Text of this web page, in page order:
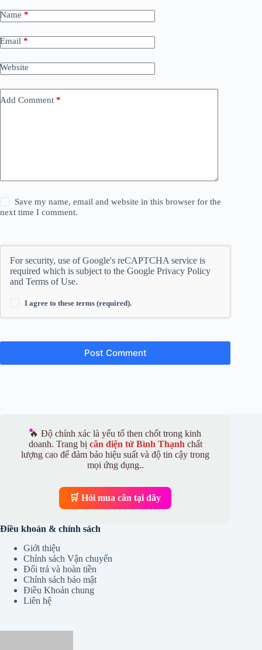
Name *
Email *
Website
Add Comment *
Save my name, email and website in this browser for the
next time I comment.
For security, use of Google's reCAPTCHA service is
required which is subject to the Google Privacy Policy
and Terms of Use.
I agree to these terms (required).
Post Comment
🔥 Độ chính xác là yếu tố then chốt trong kinh
doanh. Trang bị cân điện tử Bình Thạnh chất
lượng cao để đảm bảo hiệu suất và độ tin cậy trong
mọi ứng dụng..
🛒 Hỏi mua cân tại đây
Điều khoản & chính sách
Giới thiệu
Chính sách Vận chuyển
Đổi trả và hoàn tiền
Chính sách bảo mật
Điều Khoản chung
Liên hệ